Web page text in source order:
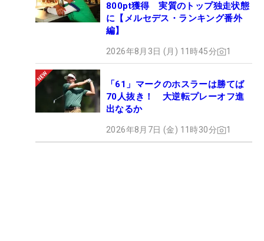
800pt獲得 実質のトップ独走状態
に【メルセデス・ランキング番外
編】
2026年8月3日 (月) 11時45分 1
「61」マークのホスラーは勝てば
70人抜き！ 大逆転プレーオフ進
出なるか
2026年8月7日 (金) 11時30分 1